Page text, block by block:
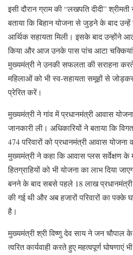
इसी दौरान ग्राम की “लखपति दीदी” श्रीमती
बताया कि बिहान योजना से जुड़ने के बाद
आर्थिक सहायता मिली। इसके बाद उन्होंने
किया और आज उनके पास पांच आटा चक्कियां
मुख्यमंत्री ने उनकी सफलता की सराहना
महिलाओं को भी स्व-सहायता समूहों से
प्रेरित करें।
मुख्यमंत्री ने गांव में प्रधानमंत्री आवास
जानकारी ली। अधिकारियों ने बताया कि
474 परिवारों को प्रधानमंत्री आवास योजना
मुख्यमंत्री ने कहा कि आवास प्लस सर्वेक्षण के
हितग्राहियों को भी योजना का लाभ दिया
बनने के बाद सबसे पहले 18 लाख प्रधानमंत्री
की गई थी और अब हजारों परिवारों का पक्के
है।
मुख्यमंत्री श्री विष्णु देव साय ने जन चौपाल के
त्वरित कार्यवाही करते हुए महत्वपूर्ण घोषणाएं